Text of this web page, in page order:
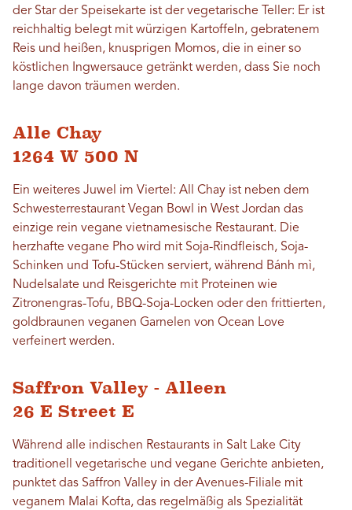
der Star der Speisekarte ist der vegetarische Teller: Er ist
reichhaltig belegt mit würzigen Kartoffeln, gebratenem
Reis und heißen, knusprigen Momos, die in einer so
köstlichen Ingwersauce getränkt werden, dass Sie noch
lange davon träumen werden.
Alle Chay
1264 W 500 N
Ein weiteres Juwel im Viertel: All Chay ist neben dem
Schwesterrestaurant Vegan Bowl in West Jordan das
einzige rein vegane vietnamesische Restaurant. Die
herzhafte vegane Pho wird mit Soja-Rindfleisch, Soja-
Schinken und Tofu-Stücken serviert, während Bánh mì,
Nudelsalate und Reisgerichte mit Proteinen wie
Zitronengras-Tofu, BBQ-Soja-Locken oder den frittierten,
goldbraunen veganen Garnelen von Ocean Love
verfeinert werden.
Saffron Valley - Alleen
26 E Street E
Während alle indischen Restaurants in Salt Lake City
traditionell vegetarische und vegane Gerichte anbieten,
punktet das Saffron Valley in der Avenues-Filiale mit
veganem Malai Kofta, das regelmäßig als Spezialität